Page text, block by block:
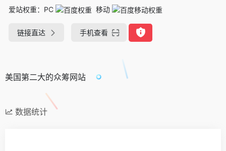
爱站权重： PC 移动
链接直达 手机查看
美国第二大的众筹网站
数据统计